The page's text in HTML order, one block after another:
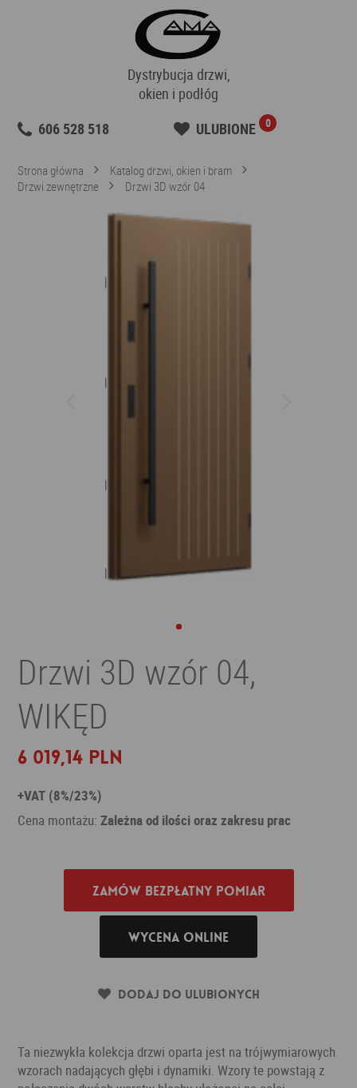
Dystrybucja drzwi,
okien i podłóg
606 528 518
ULUBIONE 0
Strona główna
Katalog drzwi, okien i bram
Drzwi zewnętrzne
Drzwi 3D wzór 04
Drzwi 3D wzór 04,
WIKĘD
6 019,14 PLN
+VAT (8%/23%)
Cena montażu:Zależna od ilości oraz zakresu prac
Zamów bezpłatny pomiar
Wycena online
Dodaj do ulubionych
Ta niezwykła kolekcja drzwi oparta jest na trójwymiarowych
wzorach nadających głębi i dynamiki. Wzory te powstają z